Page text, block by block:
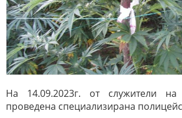
На 14.09.2023г. от служители
проведена специализирана